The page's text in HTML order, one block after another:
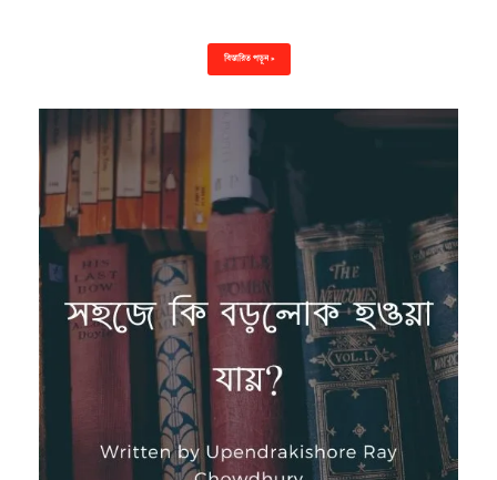
বিস্তারিত পড়ুন »